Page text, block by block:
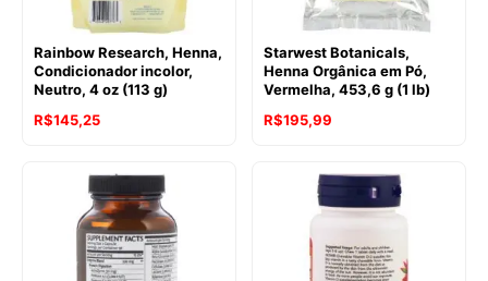
Rainbow Research, Henna,
Condicionador incolor,
Neutro, 4 oz (113 g)
R$145,25
Starwest Botanicals,
Henna Orgânica em Pó,
Vermelha, 453,6 g (1 lb)
R$195,99